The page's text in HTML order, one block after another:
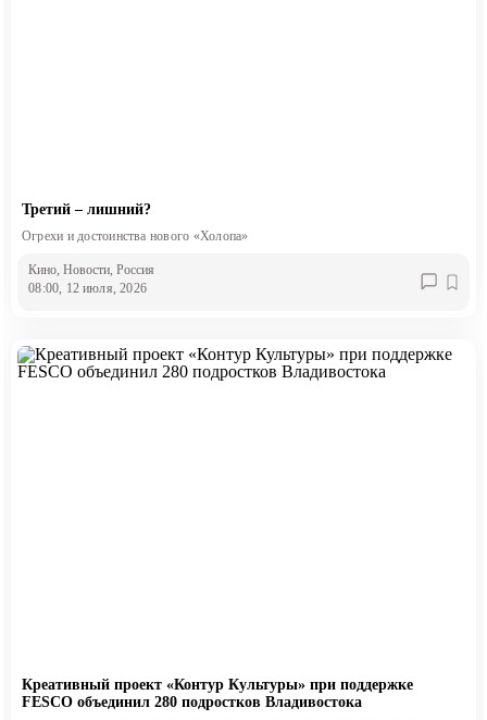
Третий – лишний?
Огрехи и достоинства нового «Холопа»
Кино, Новости, Россия
08:00, 12 июля, 2026
Креативный проект «Контур Культуры» при поддержке
FESCO объединил 280 подростков Владивостока